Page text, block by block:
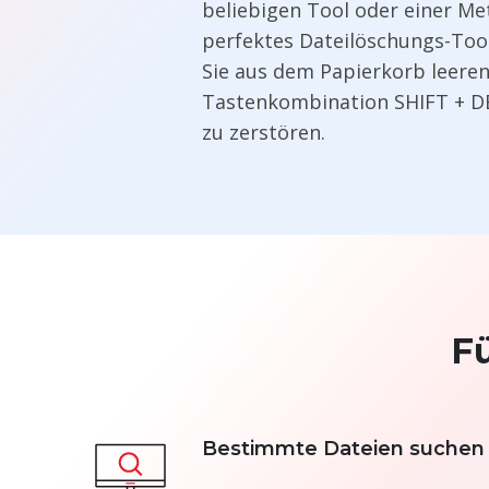
beliebigen Tool oder einer
perfektes Dateilöschungs-
Sie aus dem Papierkorb
Tastenkombination SHIFT +
zu zerstören.
Bestimmte Dateien